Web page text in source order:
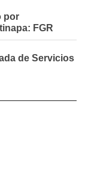
por
FGR
de Servicios